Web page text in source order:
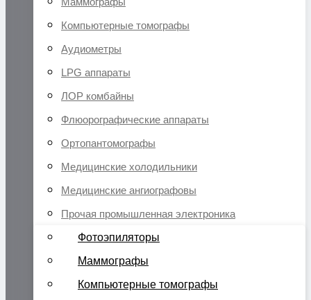
Компьютерные томографы
Аудиометры
LPG аппараты
ЛОР комбайны
Флюорографические аппараты
Ортопантомографы
Медицинские холодильники
Медицинские ангиографовы
Прочая промышленная электроника
Фотоэпиляторы
Маммографы
Компьютерные томографы